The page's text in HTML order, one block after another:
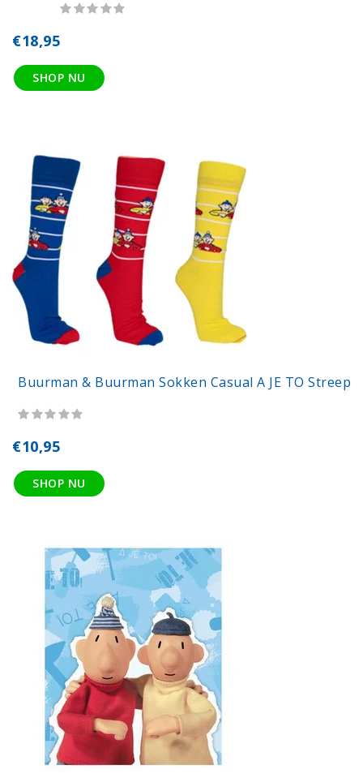
€18,95
SHOP NU
Buurman & Buurman Sokken Casual A JE TO Streep
€10,95
SHOP NU